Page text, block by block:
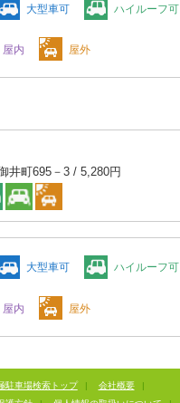
大型車可 ハイルーフ可
屋内 屋外
井町695－3 / 5,280円
大型車可 ハイルーフ可
屋内 屋外
駐車場検索トップ | 会社概要
|